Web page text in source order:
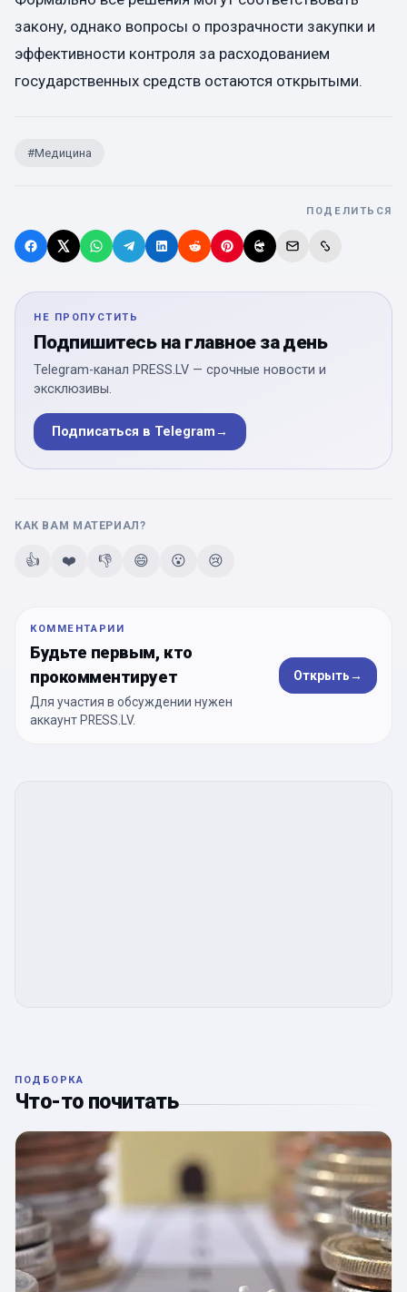
закону, однако вопросы о прозрачности закупки и
эффективности контроля за расходованием
государственных средств остаются открытыми.
#Медицина
ПОДЕЛИТЬСЯ
НЕ ПРОПУСТИТЬ
Подпишитесь на главное за день
Telegram-канал PRESS.LV — срочные новости и
эксклюзивы.
Подписаться в Telegram→
КАК ВАМ МАТЕРИАЛ?
👍 ❤️ 👎 😄 😮 😢
КОММЕНТАРИИ
Будьте первым, кто
прокомментирует
Для участия в обсуждении нужен
аккаунт PRESS.LV.
Открыть→
ПОДБОРКА
Что-то почитать